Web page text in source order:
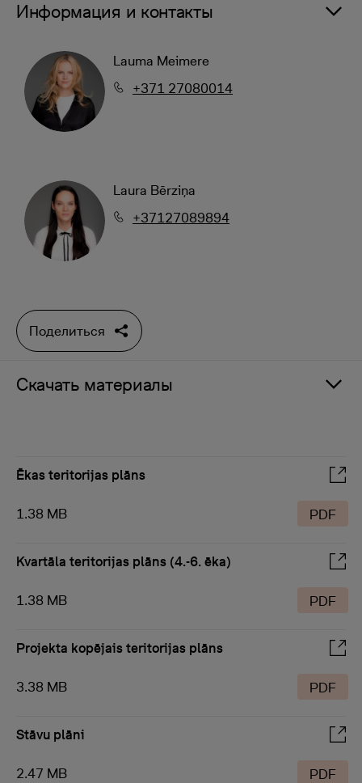
Информация и контакты
Lauma Meimere
+371 27080014
Laura Bērziņa
+37127089894
Поделиться
Скачать материалы
Ēkas teritorijas plāns
1.38 MB PDF
Kvartāla teritorijas plāns (4.-6. ēka)
1.38 MB PDF
Projekta kopējais teritorijas plāns
3.38 MB PDF
Stāvu plāni
2.47 MB PDF